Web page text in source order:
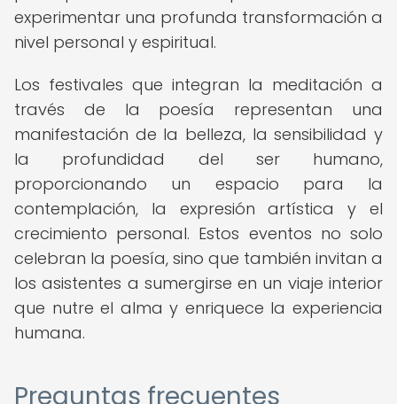
experimentar una profunda transformación a
nivel personal y espiritual.
Los festivales que integran la meditación a
través de la poesía representan una
manifestación de la belleza, la sensibilidad y
la profundidad del ser humano,
proporcionando un espacio para la
contemplación, la expresión artística y el
crecimiento personal. Estos eventos no solo
celebran la poesía, sino que también invitan a
los asistentes a sumergirse en un viaje interior
que nutre el alma y enriquece la experiencia
humana.
Preguntas frecuentes